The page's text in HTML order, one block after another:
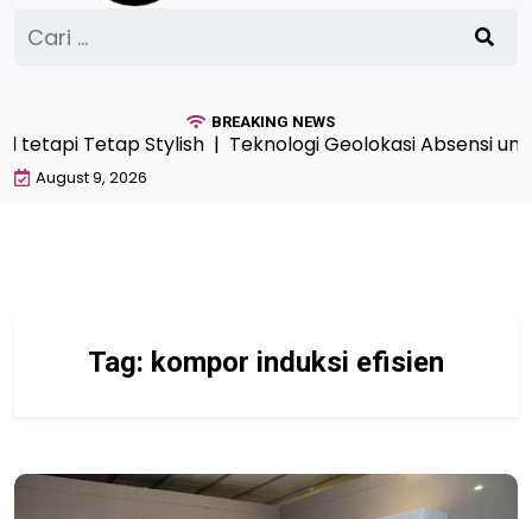
untuk:
BREAKING NEWS
tetapi Tetap Stylish | Teknologi Geolokasi Absensi
August 9, 2026
Tag: kompor induksi efisien